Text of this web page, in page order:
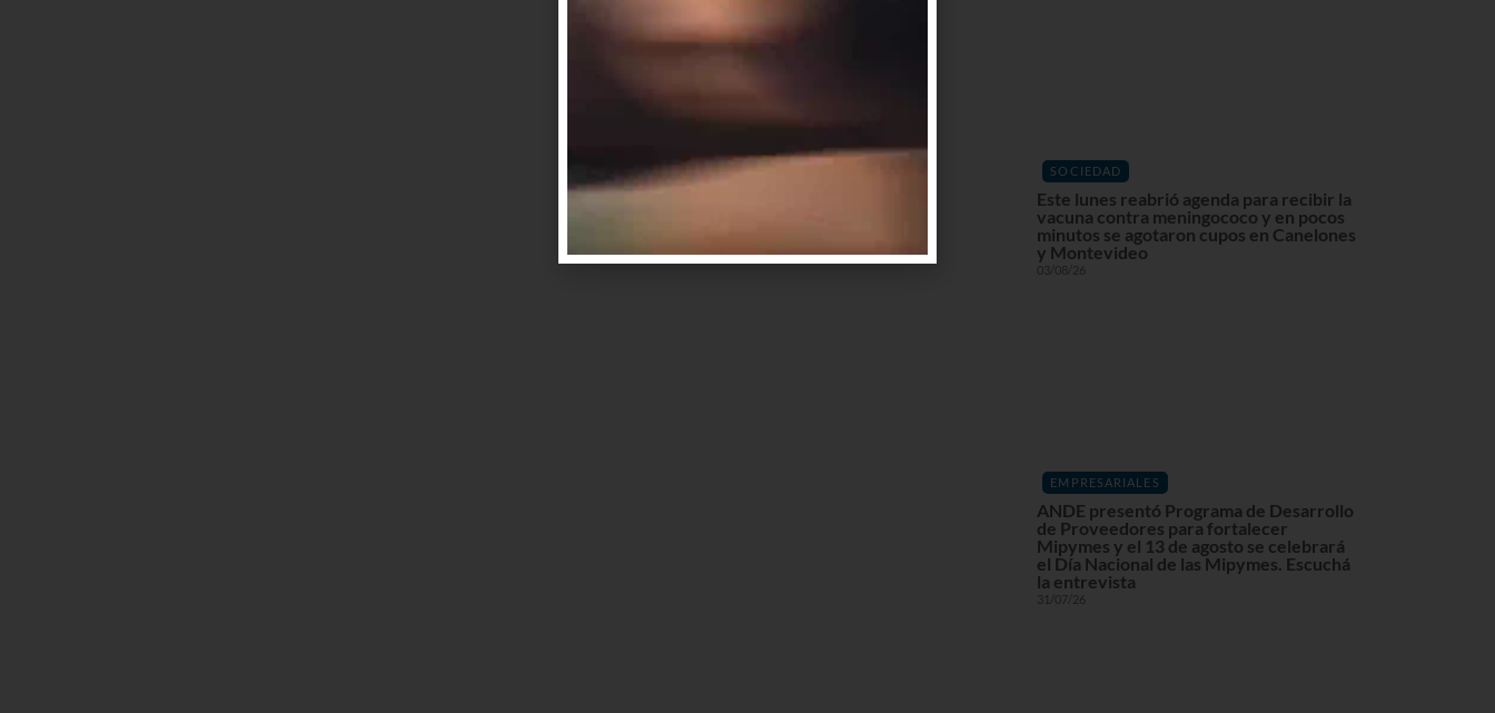
SOCIEDAD
Este lunes reabrió agenda para recibir la
vacuna contra meningococo y en pocos
minutos se agotaron cupos en Canelones
y Montevideo
03/08/26
EMPRESARIALES
ANDE presentó Programa de Desarrollo
de Proveedores para fortalecer
Mipymes y el 13 de agosto se celebrará
el Día Nacional de las Mipymes. Escuchá
la entrevista
31/07/26